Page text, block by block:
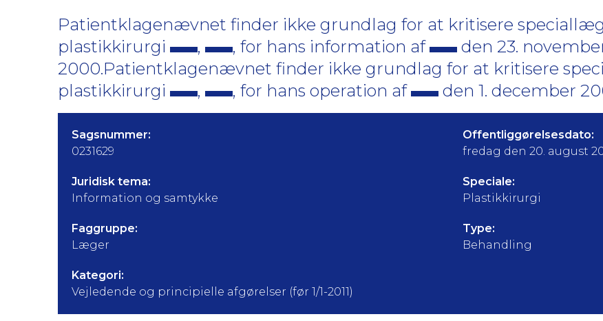
Patientklagenævnet finder ikke grundlag for at kritisere
plastikkirurgi
, , for hans information af
den 23.
2000.Patientklagenævnet finder ikke grundlag for at kritisere
plastikkirurgi
, , for hans operation af den 1. december
Sagsnummer:
0231629
Offentliggørelsesdato:
fredag den 20. august
Juridisk tema:
Information og samtykke
Speciale:
Plastikkirurgi
Faggruppe:
Læger
Type:
Behandling
Kategori:
Vejledende og principielle afgørelser (før 1/1-2011)